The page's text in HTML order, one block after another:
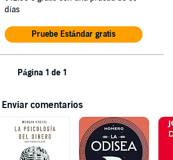
días
Pruebe Estándar gratis
Página 1 de 1
Enviar comentarios